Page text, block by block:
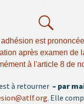
est
après examen de
à l'article 8 de
à retourner – par
. Elle